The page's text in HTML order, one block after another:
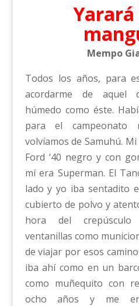
Mempo
Todos los años, para
acordarme de aquel
húmedo como éste.
para el campeonato
volvíamos de Samuhú.
Ford ‘40 negro y con
mí era Superman. El
lado y yo iba sentadito
cubierto de polvo y
hora del
ventanillas como
de viajar por esos
iba ahí como en un
como muñequito con
ocho años y me